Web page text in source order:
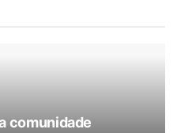
comunidade